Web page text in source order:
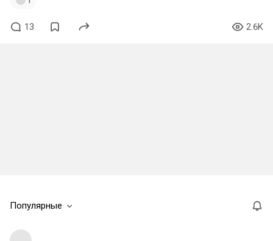
13 2.6K
Популярные